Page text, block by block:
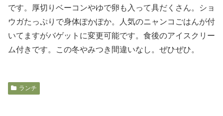
です。厚切りベーコンやゆで卵も入って具だくさん。ショ
ウガたっぷりで身体ぽかぽか。人気のニャンコごはんが付
いてますがバゲットに変更可能です。食後のアイスクリー
ム付きです。この冬やみつき間違いなし。ぜひぜひ。
ランチ